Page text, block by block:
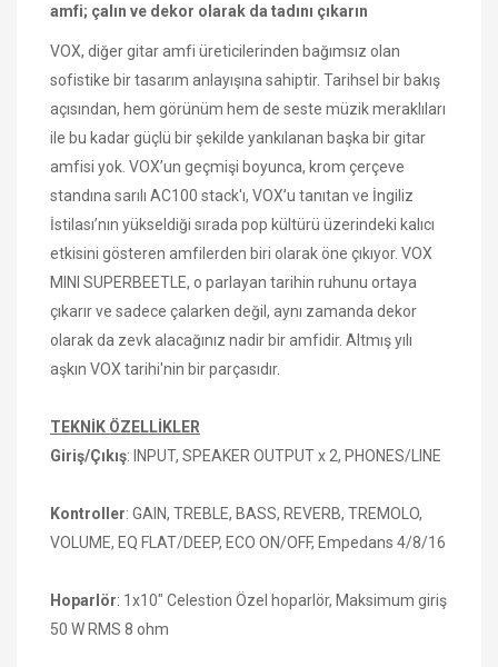
amfi; çalın ve dekor olarak da tadını çıkarın
VOX, diğer gitar amfi üreticilerinden bağımsız olan
sofistike bir tasarım anlayışına sahiptir. Tarihsel bir bakış
açısından, hem görünüm hem de seste müzik meraklıları
ile bu kadar güçlü bir şekilde yankılanan başka bir gitar
amfisi yok. VOX’un geçmişi boyunca, krom çerçeve
standına sarılı AC100 stack'ı, VOX’u tanıtan ve İngiliz
İstilası’nın yükseldiği sırada pop kültürü üzerindeki kalıcı
etkisini gösteren amfilerden biri olarak öne çıkıyor. VOX
MINI SUPERBEETLE, o parlayan tarihin ruhunu ortaya
çıkarır ve sadece çalarken değil, aynı zamanda dekor
olarak da zevk alacağınız nadir bir amfidir. Altmış yılı
aşkın VOX tarihi'nin bir parçasıdır.
TEKNİK ÖZELLİKLER
Giriş/Çıkış: INPUT, SPEAKER OUTPUT x 2, PHONES/LINE
Kontroller: GAIN, TREBLE, BASS, REVERB, TREMOLO,
VOLUME, EQ FLAT/DEEP, ECO ON/OFF, Empedans 4/8/16
Hoparlör: 1x10" Celestion Özel hoparlör, Maksimum giriş
50 W RMS 8 ohm